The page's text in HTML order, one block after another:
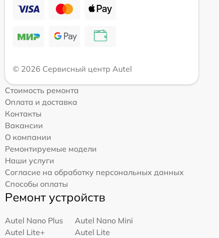
© 2026 Сервисный центр Autel
Стоимость ремонта
Оплата и доставка
Контакты
Вакансии
О компании
Ремонтируемые модели
Наши услуги
Согласие на обработку персональных данных
Способы оплаты
Ремонт устройств
Autel Nano Plus
Autel Nano Mini
Autel Lite+
Autel Lite